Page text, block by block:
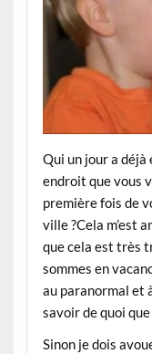
Qui un jour a déjà
endroit que vous
première fois de
ville ?Cela m’est
que cela est très
sommes en
au paranormal et
savoir de quoi
Sinon je dois